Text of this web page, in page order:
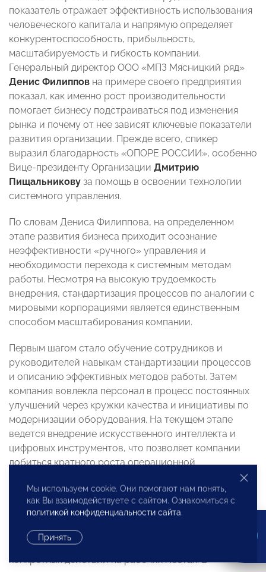
показатель отражает эффективность использования
человеческого капитала и напрямую определяет
конкурентоспособность, прибыльность,
масштабируемость и гибкость компании.
Генеральный директор ООО «МПЗ Мясницкий ряд»
Денис Филиппов на примере своего предприятия
показал, как именно рост производительности
помогает бизнесу подстраиваться под изменения
рынка и почему от нее зависят ключевые показатели
развития организации. Прежде всего, спикер
выразил благодарность «ОПОРЕ РОССИИ», особенно
Вице‑президенту Организации Дмитрию
Пищальникову за помощь в освоении технологии
системного управления.
По словам Дениса Филиппова, на определенном
этапе развития бизнеса приходит осознание
неэффективности «ручного» управления и
необходимости перехода к системным методам
работы. Несмотря на высокую трудоемкость
внедрения, стандартизация процессов по аналогии с
мировыми корпорациями является единственным
способом масштабирования компании.
Первым шагом стало обучение сотрудников и
руководителей навыкам стандартизации процессов
и описанию эффективных методов работы. Затем
компания вовлекла персонал в процесс постоянных
улучшений через кружки качества и инициативы по
модернизации оборудования. На текущем этапе
ведется внедрение искусственного интеллекта и
цифровых инструментов, что позволяет компании
добиться кратного роста операционной
«Работа заняла порядка трех лет. Мы создали около
16 тысяч стандартов на все операции и описали
более 400 бизнес-процессов, регламентирующих
все: от функциональных взаимодействий до
конкретных действий на рабочих местах. В
Мы используем cookie. Они помогают нам понять,
как Вы взаимодействуете с сайтом. Ознакомиться с
политикой конфиденциальности сайта.
Принять